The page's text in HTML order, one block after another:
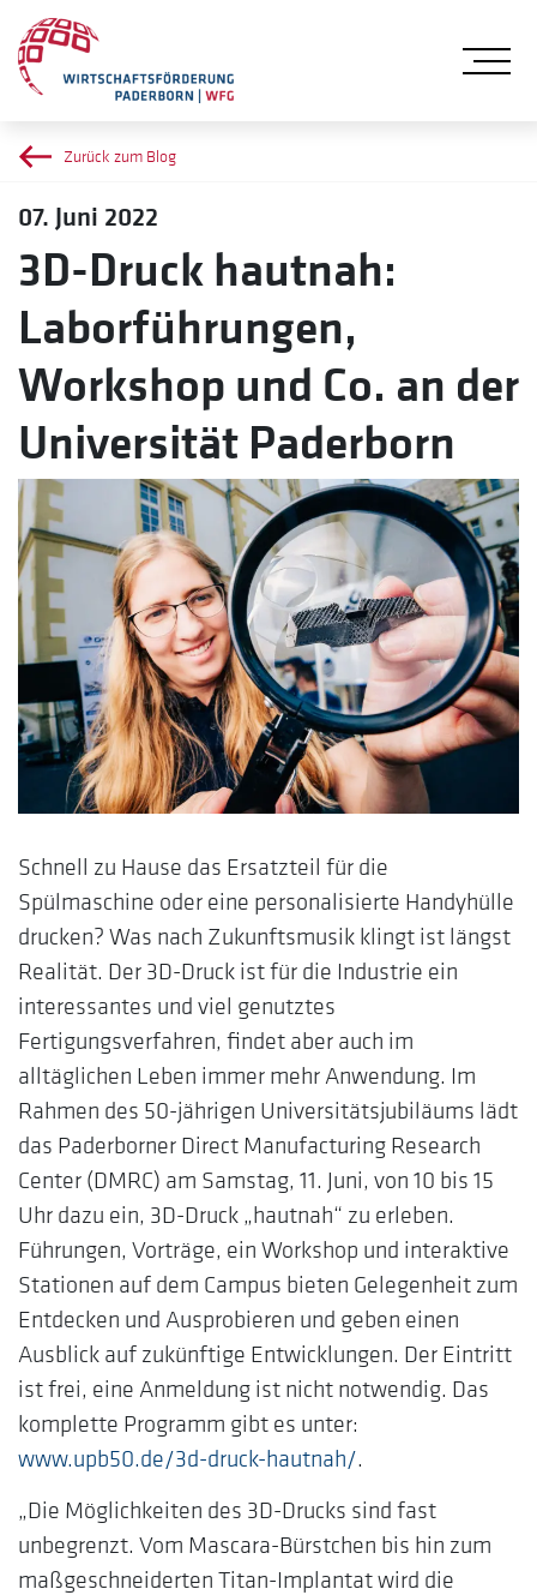
Zurück zum Blog
07. Juni 2022
3D-Druck hautnah:
Laborführungen,
Workshop und Co. an der
Universität Paderborn
Schnell zu Hause das Ersatzteil für die
Spülmaschine oder eine personalisierte Handyhülle
drucken? Was nach Zukunftsmusik klingt ist längst
Realität. Der 3D-Druck ist für die Industrie ein
interessantes und viel genutztes
Fertigungsverfahren, findet aber auch im
alltäglichen Leben immer mehr Anwendung. Im
Rahmen des 50-jährigen Universitätsjubiläums lädt
das Paderborner Direct Manufacturing Research
Center (DMRC) am Samstag, 11. Juni, von 10 bis 15
Uhr dazu ein, 3D-Druck „hautnah“ zu erleben.
Führungen, Vorträge, ein Workshop und interaktive
Stationen auf dem Campus bieten Gelegenheit zum
Entdecken und Ausprobieren und geben einen
Ausblick auf zukünftige Entwicklungen. Der Eintritt
ist frei, eine Anmeldung ist nicht notwendig. Das
komplette Programm gibt es unter:
www.upb50.de/3d-druck-hautnah/.
„Die Möglichkeiten des 3D-Drucks sind fast
unbegrenzt. Vom Mascara-Bürstchen bis hin zum
maßgeschneiderten Titan-Implantat wird die